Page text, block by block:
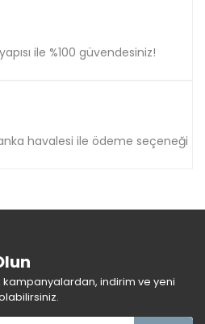
ile %100 güvendesiniz!
havalesi ile ödeme seçeneği
kampanyalardan, indirim ve yeni